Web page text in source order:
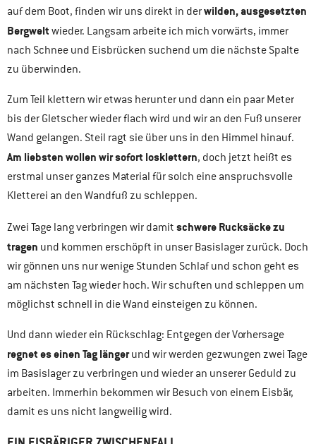
auf dem Boot, finden wir uns direkt in derwilden, ausgesetzten
Bergwelt wieder. Langsam arbeite ich mich vorwärts, immer
nach Schnee und Eisbrücken suchend um die nächste Spalte
zu überwinden.
Zum Teil klettern wir etwas herunter und dann ein paar Meter
bis der Gletscher wieder flach wird und wir an den Fuß unserer
Wand gelangen. Steil ragt sie über uns in den Himmel hinauf.
Am liebsten wollen wir sofort losklettern, doch jetzt heißt es
erstmal unser ganzes Material für solch eine anspruchsvolle
Kletterei an den Wandfuß zu schleppen.
Zwei Tage lang verbringen wir damit schwere Rucksäcke zu
tragen und kommen erschöpft in unser Basislager zurück. Doch
wir gönnen uns nur wenige Stunden Schlaf und schon geht es
am nächsten Tag wieder hoch. Wir schuften und schleppen um
möglichst schnell in die Wand einsteigen zu können.
Und dann wieder ein Rückschlag: Entgegen der Vorhersage
regnet es einen Tag längerund wir werden gezwungen zwei Tage
im Basislager zu verbringen und wieder an unserer Geduld zu
arbeiten. Immerhin bekommen wir Besuch von einem Eisbär,
damit es uns nicht langweilig wird.